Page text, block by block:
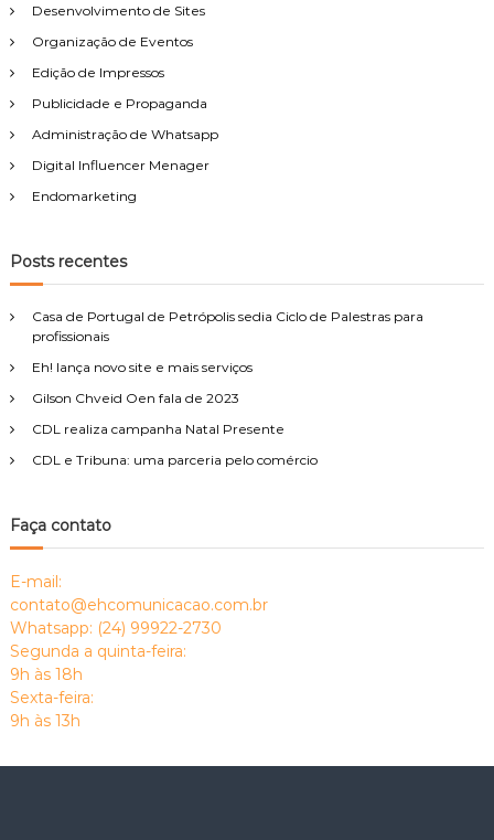
ç
ã
o
d
P
o
s
t
Desenvolvimento de Sites
Organização de Eventos
Edição de Impressos
Publicidade e Propaganda
Administração de Whatsapp
Digital Influencer Menager
Endomarketing
Posts recentes
Casa de Portugal de Petrópolis sedia Ciclo de Palestras para
profissionais
Eh! lança novo site e mais serviços
Gilson Chveid Oen fala de 2023
CDL realiza campanha Natal Presente
CDL e Tribuna: uma parceria pelo comércio
Faça contato
E-mail:
contato@ehcomunicacao.com.br
Whatsapp: (24) 99922-2730
Segunda a quinta-feira:
9h às 18h
Sexta-feira:
9h às 13h